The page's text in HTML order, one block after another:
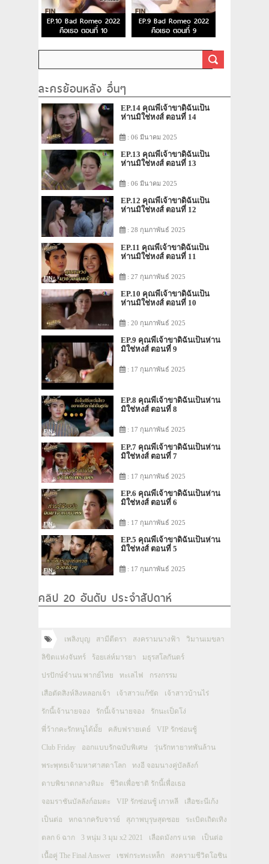
EP.10 Bad Romeo 2022
คือเธอ ตอนที่ 10
EP.9 Bad Romeo 2022
คือเธอ ตอนที่ 9
ละครย้อนหลัง อื่นๆ
EP.14 คุณพี่เจ้าขาดิฉันเป็น
ห่านมิใช่หงส์ ตอนที่ 14
: 06 มีนาคม 2025
EP.13 คุณพี่เจ้าขาดิฉันเป็น
ห่านมิใช่หงส์ ตอนที่ 13
: 06 มีนาคม 2025
EP.12 คุณพี่เจ้าขาดิฉันเป็น
ห่านมิใช่หงส์ ตอนที่ 12
: 28 กุมภาพันธ์ 2025
EP.11 คุณพี่เจ้าขาดิฉันเป็น
ห่านมิใช่หงส์ ตอนที่ 11
: 27 กุมภาพันธ์ 2025
EP.10 คุณพี่เจ้าขาดิฉันเป็น
ห่านมิใช่หงส์ ตอนที่ 10
: 20 กุมภาพันธ์ 2025
EP.9 คุณพี่เจ้าขาดิฉันเป็นห่าน
มิใช่หงส์ ตอนที่ 9
: 17 กุมภาพันธ์ 2025
EP.8 คุณพี่เจ้าขาดิฉันเป็นห่าน
มิใช่หงส์ ตอนที่ 8
: 17 กุมภาพันธ์ 2025
EP.7 คุณพี่เจ้าขาดิฉันเป็นห่าน
มิใช่หงส์ ตอนที่ 7
: 17 กุมภาพันธ์ 2025
EP.6 คุณพี่เจ้าขาดิฉันเป็นห่าน
มิใช่หงส์ ตอนที่ 6
: 17 กุมภาพันธ์ 2025
EP.5 คุณพี่เจ้าขาดิฉันเป็นห่าน
มิใช่หงส์ ตอนที่ 5
: 17 กุมภาพันธ์ 2025
คลิป 20 อันดับ ประจำสัปดาห์
เพลิงบุญ สามีตีตรา สงครามนางฟ้า วิมานเมขลา
ลิขิตแห่งจันทร์ ร้อยเล่ห์มารยา มธุรสโลกันตร์
ปรปักษ์จำนน พากย์ไทย ทะเลไฟ กรงกรรม
เสือตัดสิงห์ลิงหลอกเจ้า เจ้าสาวแก้ขัด เจ้าสาวบ้านไร่
รักนี้เจ้านายจอง รักนี้เจ้านายจอง รักนะเป็ดโง่
พี่ว้ากคะรักหนูได้มั้ย คลับฟรายเดย์ VIP รักซ่อนชู้
Club Friday ออกแบบรักฉบับพิเศษ วุ่นรักทายาทพันล้าน
พระพุทธเจ้ามหาศาสดาโลก ทงอี จอมนางคู่บัลลังก์
ดาบพิฆาตกลางหิมะ ชีวิตเพื่อชาติ รักนี้เพื่อเธอ
จอมราชันบัลลังก์อมตะ VIP รักซ่อนชู้ เกาหลี เสือชะนีเก้ง
เป็นต่อ หกฉากครับจารย์ สุภาพบุรุษสุดซอย ระเบิดเถิดเทิง
ตลก 6 ฉาก 3 หนุ่ม 3 มุม x2 2021 เลือดมังกร แรด เป็นต่อ
เนื้อคู่ The Final Answer เชฟกระทะเหล็ก สงครามชีวิตโอชิน